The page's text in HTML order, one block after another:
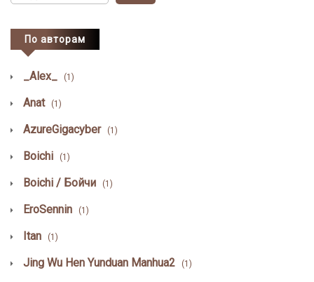
По авторам
_Alex_ (1)
Anat (1)
AzureGigacyber (1)
Boichi (1)
Boichi / Бойчи (1)
EroSennin (1)
Itan (1)
Jing Wu Hen Yunduan Manhua2 (1)